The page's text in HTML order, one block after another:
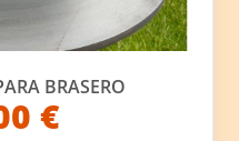
BRASERO
€